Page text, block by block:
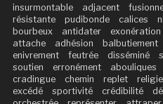
insurmontable
adjacent
résistante
pudibonde calices
bourbeux
antidater exonération
attache
adhésion balbutiement
enivrement
feutrée disséminé
soutien
erronément abouliques
cradingue
chemin replet
excédé
sportivité crédibilité